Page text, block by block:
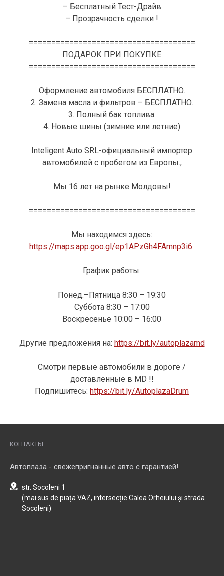
– Бесплатный Тест-Драйв
– Прозрачность сделки !
=====================================
ПОДАРОК ПРИ ПОКУПКЕ
=====================================
Оформление автомобиля БЕСПЛАТНО.
2. Замена масла и фильтров – БЕСПЛАТНО.
3. Полный бак топлива.
4. Новые шины (зимние или летние)
Inteligent Auto SRL-официальный импортер
автомобилей с пробегом из Европы.,
Мы 16 лет на рынке Молдовы!
=====================================
Мы находимся здесь:
https://maps.app.goo.gl/ep1APzGh4FAmnp3i6
График работы:
Понед.–Пятница 8:30 – 19:30
Суббота 8:30 – 17:00
Воскресенье 10:00 – 16:00
Другие предложения на: https://bit.ly/autoplazamd
Смотри первые автомобили в дороге /
доставленные в MD !!
Подпишитесь: https://bit.ly/AutoplazaDrum
КОНТАКТЫ
Автоплаза - свежепригнанные авто с гарантией!
str. Socoleni 1
(mai sus de piața VAZ, intersecție Calea Orheiului și strada
Socoleni)